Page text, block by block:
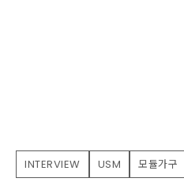
INTERVIEW USM 모듈가구